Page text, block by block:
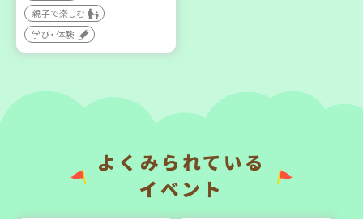
大人向け
学び・体験
年
9月6日(日)
親子で楽しむ
学び・体験
よくみられている
イベント